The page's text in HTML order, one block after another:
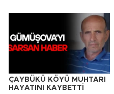
ÇAYBÜKÜ KÖYÜ MUHTARI
HAYATINI KAYBETTİ